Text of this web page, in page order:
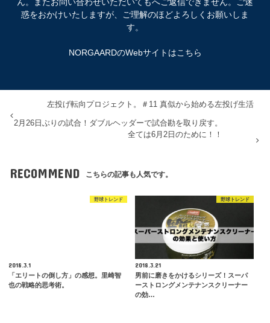
惑をおかけいたしますが、ご理解のほどよろしくお願いしま
す。
NORGAARDのWebサイトはこちら
左投げ転向プロジェクト。＃11 真似から始める左投げ生活
2月26日ぶりの試合！ダブルヘッダーで試合勘を取り戻す。
全ては6月2日のために！！
RECOMMEND こちらの記事も人気です。
野球トレンド
2018.3.1
「エリートの倒し方」の感想。里崎智
也の戦略的思考術。
野球トレンド
2018.3.21
男前に磨きをかけるシリーズ！スーパ
ーストロングメンテナンスクリーナー
の効…